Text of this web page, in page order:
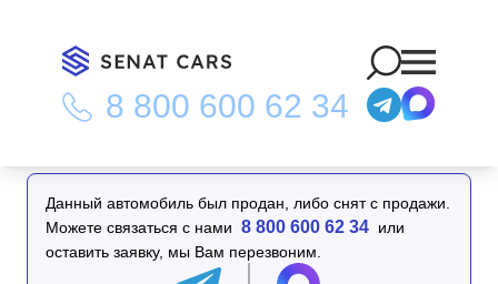
8 800 600 62 34
Главная Каталог/Hyundai Casper Turbo Modern 2WD
Данный автомобиль был продан, либо снят с продажи.
Можете связаться с нами 8 800 600 62 34 или
оставить заявку, мы Вам перезвоним.